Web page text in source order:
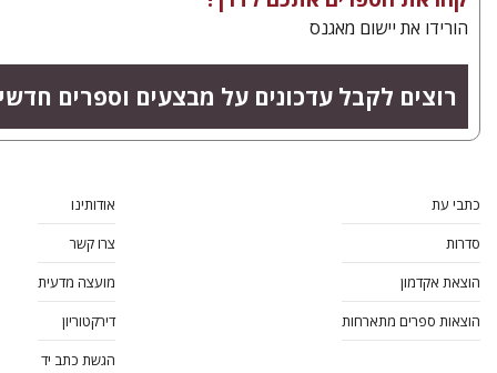
הורידו את יישום מאגנס
רוצים לקבל עדכונים על מבצעים וספרים
כתבי עת
סדרות
הוצאת אקדמון
הוצאות ספרים מתארחות
אודותינו
צרו קשר
מועצה מדעית
דירקטוריון
הגשת כתב יד